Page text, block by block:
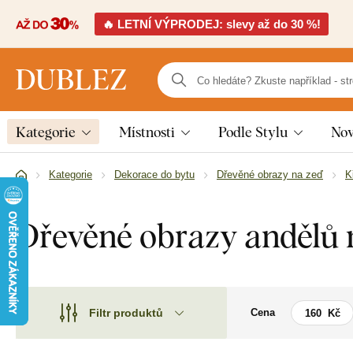
🔥 LETNÍ VÝPRODEJ: slevy až do 30 %!
Kategorie Místnosti Podle Stylu
Kategorie Dekorace do bytu Dřevěné obrazy na zeď
Dřevěné obrazy andělů
Filtr produktů
Motiv Cena
Motiv